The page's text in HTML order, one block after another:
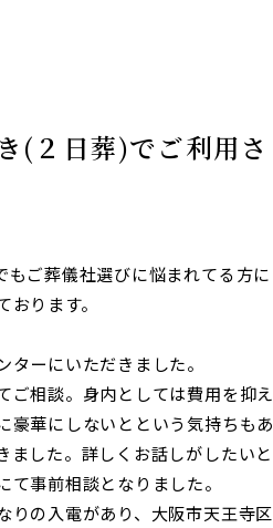
(２日葬)でご利用さ
もご葬儀社選びに悩まれてる方に
ります。
ーにいただきました。
ご相談。身内としては費用を抑え
豪華にしないとという気持ちもあ
ました。詳しくお話しがしたいと
事前相談となりました。
りの入電があり、大阪市天王寺区